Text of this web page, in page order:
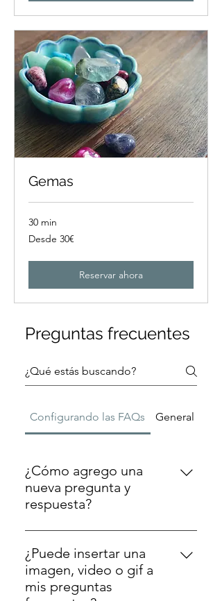
Gemas
30 min
Desde
30€
Desde 30€
Reservar ahora
Preguntas frecuentes
Configurando las FAQs General
¿Cómo agrego una
nueva pregunta y
respuesta?
Para agregar una nueva pregunta,
sigue estos pasos: Haz clic en el
botón de Administrar preguntas
frecuentes Desde el panel de
¿Puede insertar una
imagen, video o gif a
mis preguntas